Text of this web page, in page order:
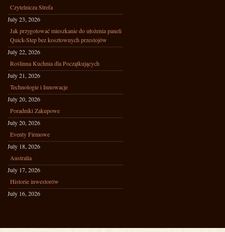
Czytelnicza Strefa
July 23, 2026
Jak przygotować mieszkanie do ułożenia paneli
Quick-Step bez kosztownych przestojów
July 22, 2026
Roślinna Kuchnia dla Początkujących
July 21, 2026
Technologie i Innowacje
July 20, 2026
Poradniki Zakupowe
July 20, 2026
Eventy Firmowe
July 18, 2026
Australia
July 17, 2026
Historie inwestorów
July 16, 2026